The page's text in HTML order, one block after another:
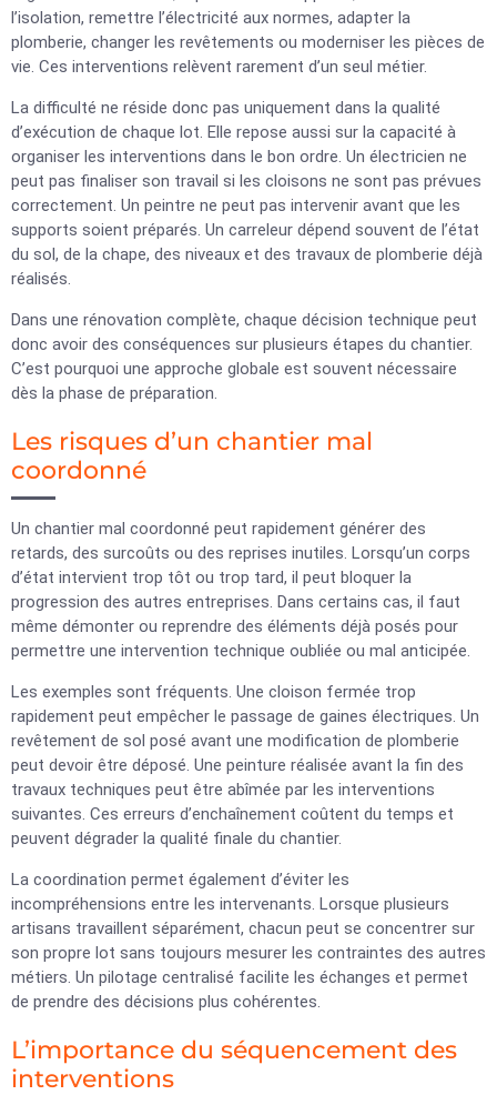
l’isolation, remettre l’électricité aux normes, adapter la
plomberie, changer les revêtements ou moderniser les pièces de
vie. Ces interventions relèvent rarement d’un seul métier.
La difficulté ne réside donc pas uniquement dans la qualité
d’exécution de chaque lot. Elle repose aussi sur la capacité à
organiser les interventions dans le bon ordre. Un électricien ne
peut pas finaliser son travail si les cloisons ne sont pas prévues
correctement. Un peintre ne peut pas intervenir avant que les
supports soient préparés. Un carreleur dépend souvent de l’état
du sol, de la chape, des niveaux et des travaux de plomberie déjà
réalisés.
Dans une rénovation complète, chaque décision technique peut
donc avoir des conséquences sur plusieurs étapes du chantier.
C’est pourquoi une approche globale est souvent nécessaire
dès la phase de préparation.
Les risques d’un chantier mal
coordonné
Un chantier mal coordonné peut rapidement générer des
retards, des surcoûts ou des reprises inutiles. Lorsqu’un corps
d’état intervient trop tôt ou trop tard, il peut bloquer la
progression des autres entreprises. Dans certains cas, il faut
même démonter ou reprendre des éléments déjà posés pour
permettre une intervention technique oubliée ou mal anticipée.
Les exemples sont fréquents. Une cloison fermée trop
rapidement peut empêcher le passage de gaines électriques. Un
revêtement de sol posé avant une modification de plomberie
peut devoir être déposé. Une peinture réalisée avant la fin des
travaux techniques peut être abîmée par les interventions
suivantes. Ces erreurs d’enchaînement coûtent du temps et
peuvent dégrader la qualité finale du chantier.
La coordination permet également d’éviter les
incompréhensions entre les intervenants. Lorsque plusieurs
artisans travaillent séparément, chacun peut se concentrer sur
son propre lot sans toujours mesurer les contraintes des autres
métiers. Un pilotage centralisé facilite les échanges et permet
de prendre des décisions plus cohérentes.
L’importance du séquencement des
interventions